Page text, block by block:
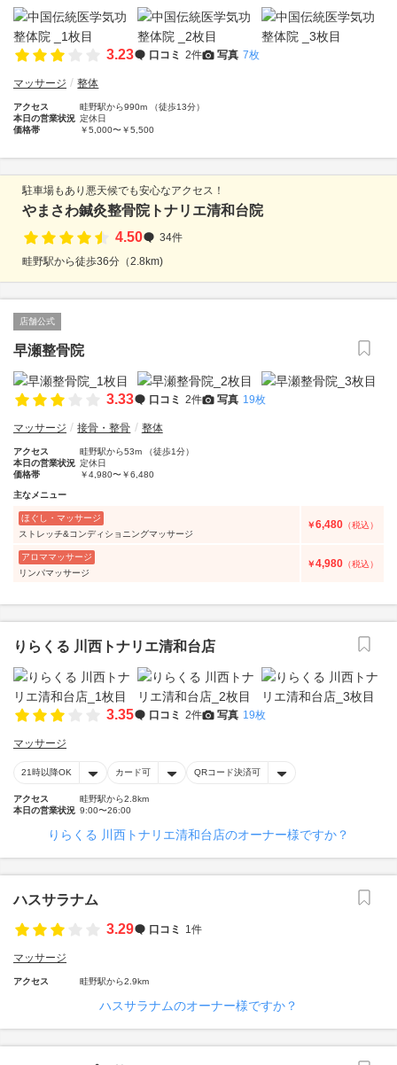
3.23 口コミ 2件 写真 7枚
マッサージ 整体
アクセス
畦野駅から990m （徒歩13分）
本日の営業状況 定休日
価格帯
￥5,000〜￥5,500
駐車場もあり悪天候でも安心なアクセス！
やまさわ鍼灸整骨院トナリエ清和台院
4.50
34件
畦野駅から徒歩36分（2.8km)
店舗公式
早瀬整骨院
3.33 口コミ 2件 写真 19枚
マッサージ 接骨・整骨 整体
アクセス
畦野駅から53m （徒歩1分）
本日の営業状況 定休日
価格帯
￥4,980〜￥6,480
主なメニュー
ほぐし・マッサージ
ストレッチ&コンディショニングマッサージ
￥6,480 （税込）
アロママッサージ
リンパマッサージ
￥4,980 （税込）
りらくる 川西トナリエ清和台店
3.35 口コミ 2件 写真 19枚
マッサージ
21時以降OK カード可 QRコード決済可
アクセス
畦野駅から2.8km
本日の営業状況 9:00〜26:00
りらくる 川西トナリエ清和台店のオーナー様ですか？
ハスサラナム
3.29
口コミ 1件
マッサージ
アクセス 畦野駅から2.9km
ハスサラナムのオーナー様ですか？